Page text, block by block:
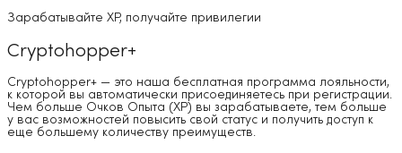
Зарабатывайте XP, получайте привилегии
Cryptohopper+
Cryptohopper+ — это наша бесплатная программа лояльности,
к которой вы автоматически присоединяетесь при регистрации.
Чем больше Очков Опыта (XP) вы зарабатываете, тем больше
у вас возможностей повысить свой статус и получить доступ к
еще большему количеству преимуществ.